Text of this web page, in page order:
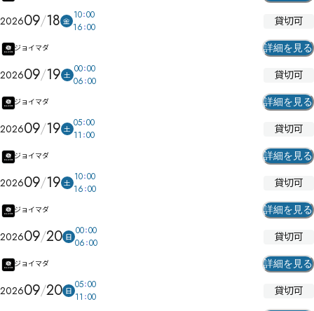
202609 18 金 10 00
16 00 貸切可
ジョイマダ 詳細を見る
202609 19 土 00 00
06 00 貸切可
ジョイマダ 詳細を見る
202609 19 土 05 00
11 00 貸切可
ジョイマダ 詳細を見る
202609 19 土 10 00
16 00 貸切可
ジョイマダ 詳細を見る
202609 20 日 00 00
06 00 貸切可
ジョイマダ 詳細を見る
202609 20 日 05 00
11 00 貸切可